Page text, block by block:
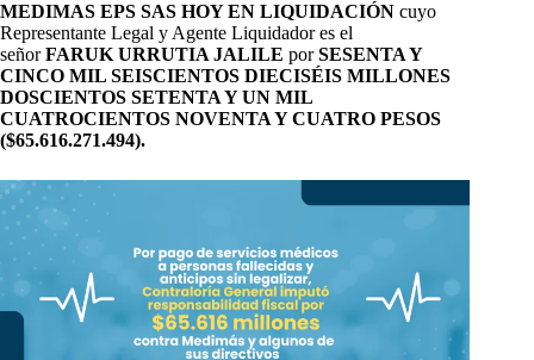
MEDIMAS EPS SAS HOY EN LIQUIDACIÓN cuyo
Representante Legal y Agente Liquidador es el
señorFARUK URRUTIA JALILE porSESENTA Y
CINCO MIL SEISCIENTOS DIECISÉIS MILLONES
DOSCIENTOS SETENTA Y UN MIL
CUATROCIENTOS NOVENTA Y CUATRO PESOS
($65.616.271.494).